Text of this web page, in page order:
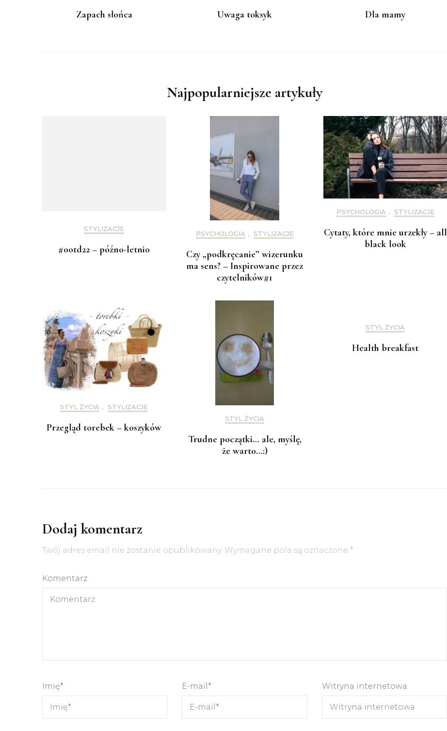
Zapach słońca Uwaga toksyk Dla mamy
Najpopularniejsze artykuły
STYLIZACJE
#ootd22 – późno-letnio
PSYCHOLOGIA , STYLIZACJE
Czy „podkręcanie” wizerunku
ma sens? – Inspirowane przez
czytelników#1
PSYCHOLOGIA , STYLIZACJE
Cytaty, które mnie urzekły – all
black look
STYL ŻYCIA , STYLIZACJE
Przegląd torebek – koszyków
STYL ŻYCIA
Trudne początki… ale, myślę,
że warto…:)
STYL ŻYCIA
Health breakfast
Dodaj komentarz
Twój adres email nie zostanie opublikowany. Wymagane pola są oznaczone *
Komentarz
Imię* E-mail * Witryna internetowa